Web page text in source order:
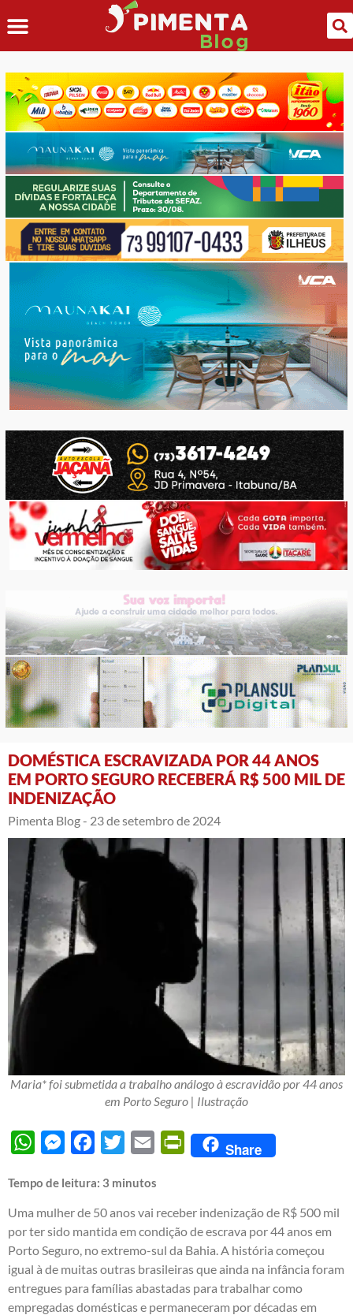
DOMÉSTICA ESCRAVIZADA POR 44 ANOS
EM PORTO SEGURO RECEBERÁ R$ 500 MIL DE
INDENIZAÇÃO
Pimenta Blog - 23 de setembro de 2024
Maria* foi submetida a trabalho análogo à escravidão por 44 anos
em Porto Seguro | Ilustração
WhatsAppMessengerFacebook
Twitter Email PrintFriendly
Share
Tempo de leitura: 3 minutos
Uma mulher de 50 anos vai receber indenização de R$ 500 mil
por ter sido mantida em condição de escrava por 44 anos em
Porto Seguro, no extremo-sul da Bahia. A história começou
igual à de muitas outras brasileiras que ainda na infância foram
entregues para famílias abastadas para trabalhar como
empregadas domésticas e permaneceram por décadas em